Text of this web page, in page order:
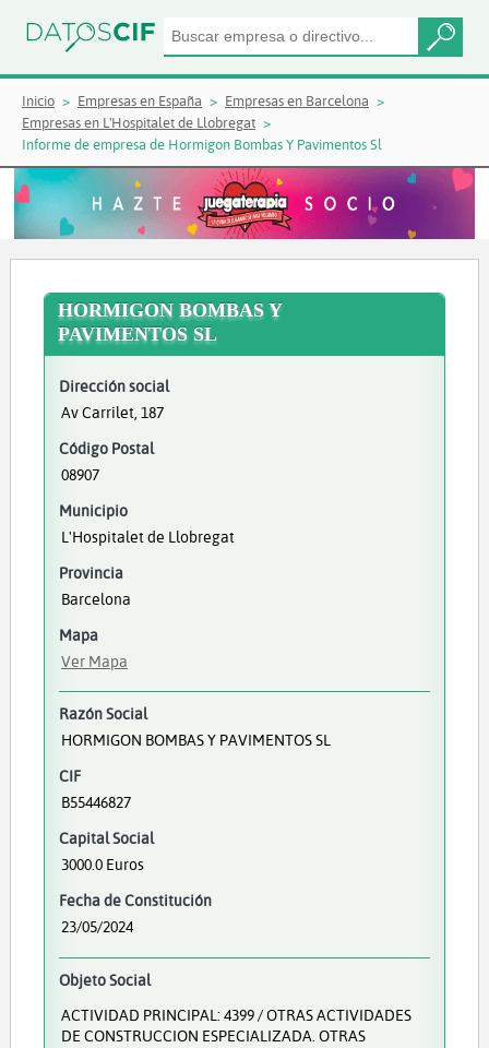
Inicio Empresas en España
Empresas en Barcelona
Empresas en L'Hospitalet de Llobregat
Informe de empresa de Hormigon Bombas Y Pavimentos Sl
HORMIGON BOMBAS Y
PAVIMENTOS SL
Dirección social
Av Carrilet, 187
Código Postal
08907
Municipio
L'Hospitalet de Llobregat
Provincia
Barcelona
Mapa
Ver Mapa
Razón Social
HORMIGON BOMBAS Y PAVIMENTOS SL
CIF
B55446827
Capital Social
3000.0 Euros
Fecha de Constitución
23/05/2024
Objeto Social
ACTIVIDAD PRINCIPAL: 4399 / OTRAS ACTIVIDADES
DE CONSTRUCCION ESPECIALIZADA. OTRAS